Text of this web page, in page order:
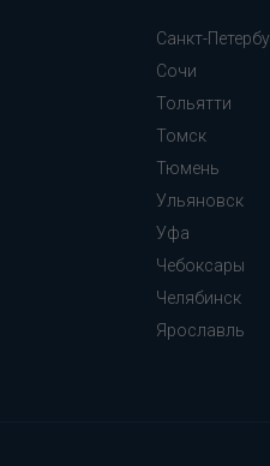
Санкт-
Сочи
Тольятти
Томск
Тюмень
Ульяновск
Уфа
Чебоксары
Челябинск
Ярославль